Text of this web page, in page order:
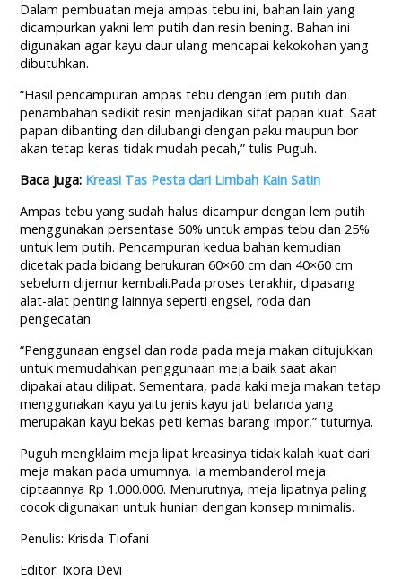
Dalam pembuatan meja ampas tebu ini, bahan lain yang
dicampurkan yakni lem putih dan resin bening. Bahan ini
digunakan agar kayu daur ulang mencapai kekokohan yang
dibutuhkan.
“Hasil pencampuran ampas tebu dengan lem putih dan
penambahan sedikit resin menjadikan sifat papan kuat. Saat
papan dibanting dan dilubangi dengan paku maupun bor
akan tetap keras tidak mudah pecah,” tulis Puguh.
Baca juga: Kreasi Tas Pesta dari Limbah Kain Satin
Ampas tebu yang sudah halus dicampur dengan lem putih
menggunakan persentase 60% untuk ampas tebu dan 25%
untuk lem putih. Pencampuran kedua bahan kemudian
dicetak pada bidang berukuran 60×60 cm dan 40×60 cm
sebelum dijemur kembali.Pada proses terakhir, dipasang
alat-alat penting lainnya seperti engsel, roda dan
pengecatan.
“Penggunaan engsel dan roda pada meja makan ditujukkan
untuk memudahkan penggunaan meja baik saat akan
dipakai atau dilipat. Sementara, pada kaki meja makan tetap
menggunakan kayu yaitu jenis kayu jati belanda yang
merupakan kayu bekas peti kemas barang impor,” tuturnya.
Puguh mengklaim meja lipat kreasinya tidak kalah kuat dari
meja makan pada umumnya. Ia membanderol meja
ciptaannya Rp 1.000.000. Menurutnya, meja lipatnya paling
cocok digunakan untuk hunian dengan konsep minimalis.
Penulis: Krisda Tiofani
Editor: Ixora Devi